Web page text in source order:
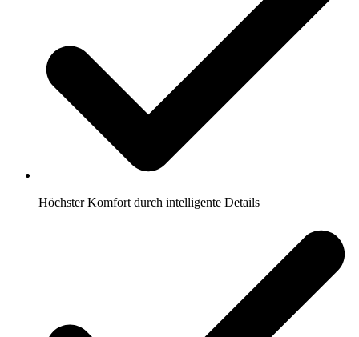
Höchster Komfort durch intelligente Details